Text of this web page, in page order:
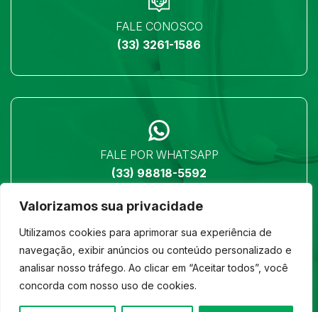
Valorizamos sua privacidade
Utilizamos cookies para aprimorar sua experiência de
navegação, exibir anúncios ou conteúdo personalizado e
analisar nosso tráfego. Ao clicar em “Aceitar todos”, você
concorda com nosso uso de cookies.
FALE CONOSCO
(33) 3261-1586
FALE POR WHATSAPP
(33) 98818-5592
LOCALIZAÇÃO